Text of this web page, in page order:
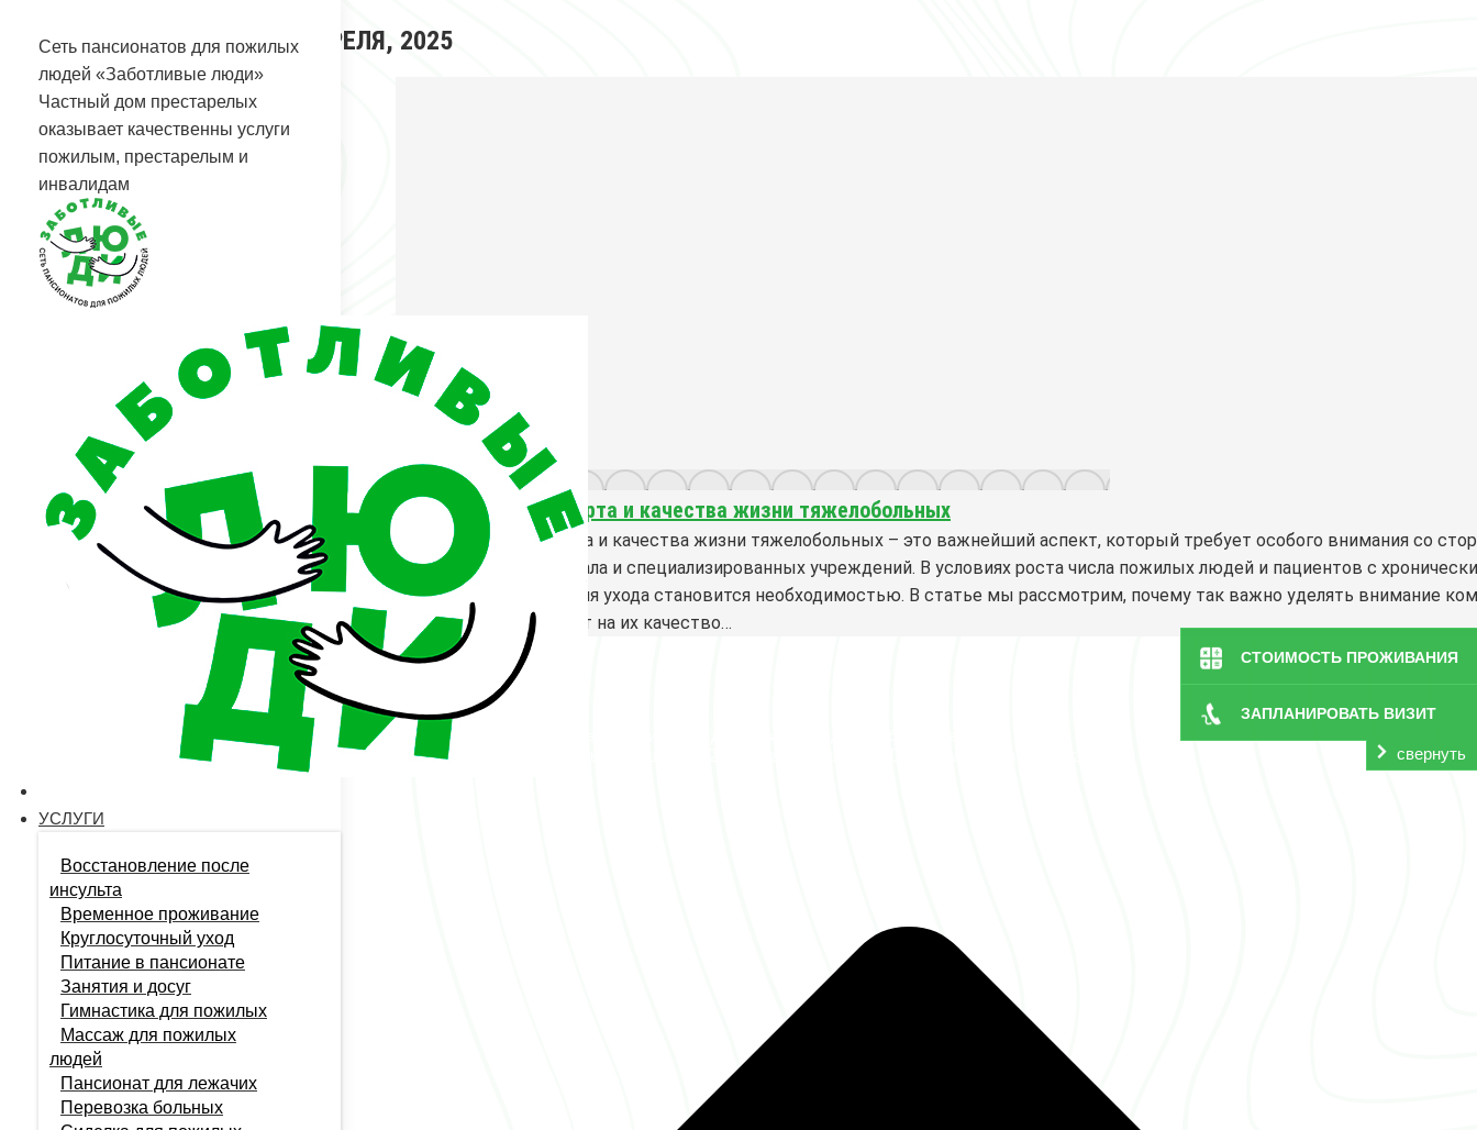
СТОИМОСТЬ ПРОЖИВАНИЯ
ЗАПЛАНИРОВАТЬ ВИЗИТ
свернуть
содержанию
Сеть пансионатов для пожилых
людей «Заботливые люди»
Частный дом престарелых
оказывает качественны услуги
пожилым, престарелым и
инвалидам
УСЛУГИ
Восстановление после
инсульта
Временное проживание
Круглосуточный уход
Питание в пансионате
Занятия и досуг
Гимнастика для пожилых
Массаж для пожилых
людей
Пансионат для лежачих
Перевозка больных
АРХИВЫ ЗА ДЕНЬ:16 АПРЕЛЯ, 2025
Вы здесь:
Главная
2025
Апрель
Обеспечение комфорта и качества жизни тяжелобольных
Обеспечение комфорта и качества жизни тяжелобольных – это важнейший аспект, который требует особого внимания со
медицинского персонала и специализированных учреждений. В условиях роста числа пожилых людей и пациентов с
правильная организация ухода становится необходимостью. В статье мы рассмотрим, почему так важно уделять внимание
какие факторы влияют на их качество…
©️ 2026 Федеральная сеть пансионатов для пожилых людей «Заботливые люди»
Политика конфиденциальности
Режим работы:
Почта: info@za-zabotu.ru